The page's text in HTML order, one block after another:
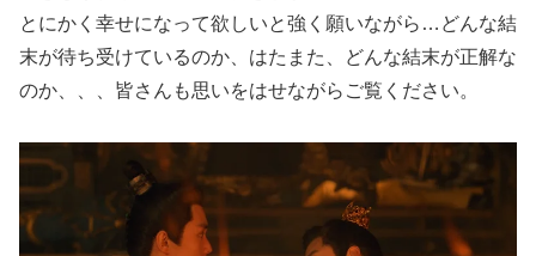
とにかく幸せになって欲しいと強く願いながら…どんな結
末が待ち受けているのか、はたまた、どんな結末が正解な
のか、、、皆さんも思いをはせながらご覧ください。